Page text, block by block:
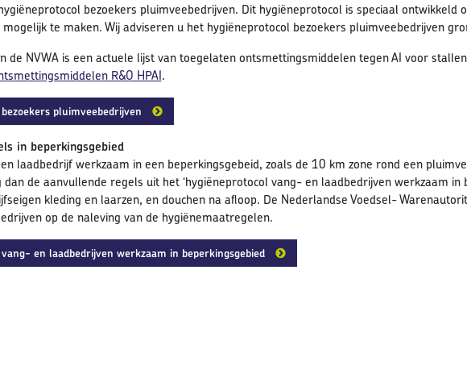
bezoekers pluimveebedrijven. Dit hygiëneprotocol is speciaal
te maken. Wij adviseren u het hygiëneprotocol bezoekers pluimveebedrijven
de NVWA is een actuele lijst van toegelaten ontsmettingsmiddelen tegen AI voor
R&O HPAI.
pluimveebedrijven
in beperkingsgebied
laadbedrijf werkzaam in een beperkingsgebeid, zoals de 10 km zone rond een
dan de aanvullende regels uit het ‘hygiëneprotocol vang- en laadbedrijven werkzaam in
kleding en laarzen, en douchen na afloop. De Nederlandse Voedsel-
op de naleving van de hygiënemaatregelen.
en laadbedrijven werkzaam in beperkingsgebied